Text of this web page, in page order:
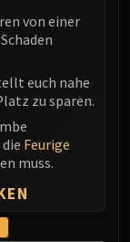
von einer
euch nahe
zu sparen.
die Feurige
muss.